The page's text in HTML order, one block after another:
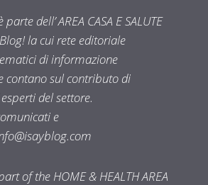
dell’ AREA CASA E SALUTE
la cui rete editoriale
di informazione
contano sul contributo di
del settore.
e
of the HOME & HEALTH AREA